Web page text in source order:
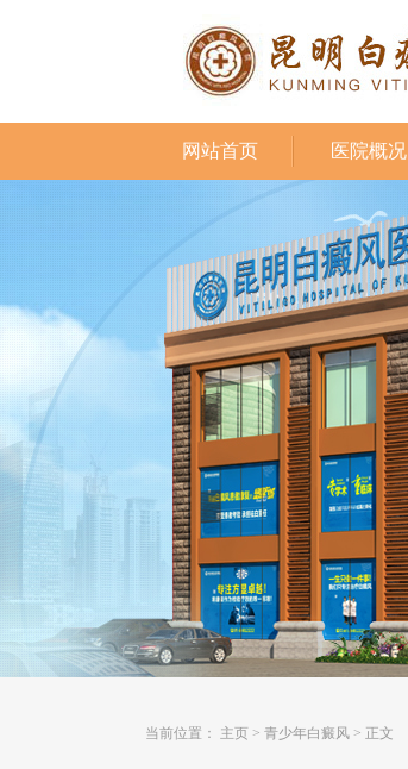
网站首页 医院概况
当前位置： 主页 > 青少年白癜风 > 正文